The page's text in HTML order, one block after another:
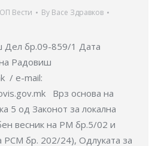
Вести By Васе Здравков
бр.09-859/1 Дата
Радовиш
/ e-mail:
Врз основа на
5 од Законот за локална
весник на РМ бр.5/02 и
РСМ бр. 202/24), Одлуката за